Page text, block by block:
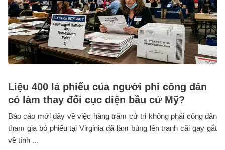
Liệu 400 lá phiếu của người phi công dân
có làm thay đổi cục diện bầu cử Mỹ?
Báo cáo mới đây về việc hàng trăm cử tri không phải công dân
tham gia bỏ phiếu tại Virginia đã làm bùng lên tranh cãi gay gắt
về tính ...